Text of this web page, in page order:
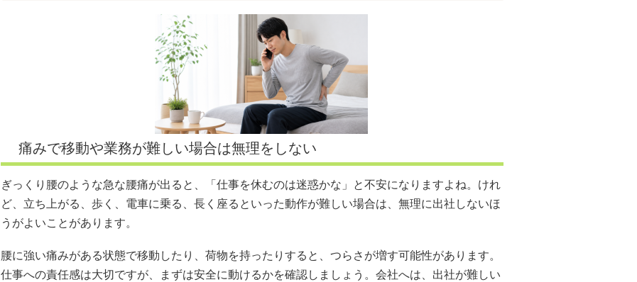
痛みで移動や業務が難しい場合は無理をしない
ぎっくり腰のような急な腰痛が出ると、「仕事を休むのは迷惑かな」と不安になりますよね。けれ
ど、立ち上がる、歩く、電車に乗る、長く座るといった動作が難しい場合は、無理に出社しないほ
うがよいことがあります。
腰に強い痛みがある状態で移動したり、荷物を持ったりすると、つらさが増す可能性があります。
仕事への責任感は大切ですが、まずは安全に動けるかを確認しましょう。会社へは、出社が難しい